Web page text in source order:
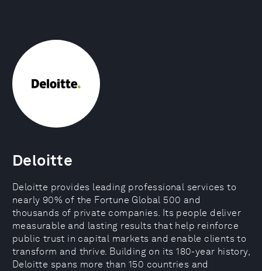
Deloitte
Deloitte provides leading professional services to
nearly 90% of the Fortune Global 500 and
thousands of private companies. Its people deliver
measurable and lasting results that help reinforce
public trust in capital markets and enable clients to
transform and thrive. Building on its 180-year history,
Deloitte spans more than 150 countries and